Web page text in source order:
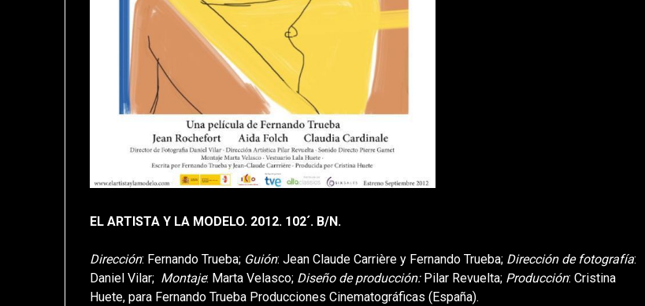
EL ARTISTA Y LA MODELO. 2012. 102´. B/N.
Dirección: Fernando Trueba; Guión: Jean Claude Carrière y Fernando Trueba; Dirección de fotografía:
Daniel Vilar; Montaje: Marta Velasco; Diseño de producción: Pilar Revuelta; Producción: Cristina
Huete, para Fernando Trueba Producciones Cinematográficas (España).